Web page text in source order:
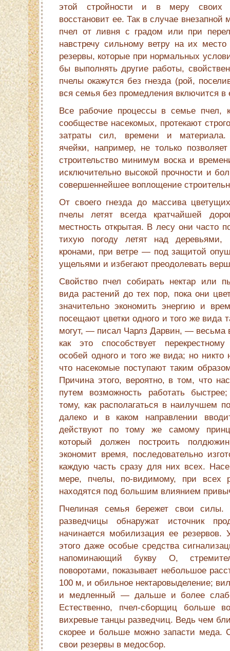
этой стройности и в меру своих
восстановит ее. Так в случае внезапной
пчел от ливня с градом или при
навстречу сильному ветру на их
резервы, которые при нормальных
бы выполнять другие рабо­ты,
пчелы окажутся без гнезда (рой,
вся семья без промедления включится в
Все рабочие процессы в семье пчел,
сообществе насекомых, протекают
затраты сил, времени и
ячейки, например, не только
строительство минимум воска и
исключительно высокой прочности и
совершеннейшее воплощение
От своего гнезда до массива
пчелы летят всегда кратчайшей
местность открытая. В лесу они часто
тихую погоду летят над
кронами, при ветре — под защитой
ущельями и избегают преодолевать
Свойство пчел собирать нектар или
вида растений до тех пор, пока они
значительно экономить энергию и
посещают цветки одного и того же вида
могут, — писал Чарлз Дарвин, — весь­ма
как это способствует
особей одного и того же вида; но никто
что насекомые поступают таким
Причина этого, веро­ятно, в том, что
путем возмож­ность работать
тому, как рас­полагаться в наилучшем
далеко и в каком направлении
действуют по тому же самому
который должен построить
экономит время, последовательно
каж­дую часть сразу для них всех.
мере, пчелы, по-видимому, при всех
находятся под большим влиянием
Пчелиная семья бережет свои силы.
разведчицы обнаружат источник
начинается мобилизация ее резервов.
этого даже особые средства
напоминающий букву О,
поворотами, показывает небольшое
100 м, и обильное нектаровыделение;
и медленный — дальше и более
Естественно, пчел-сборщиц больше
вихревые танцы разведчиц. Ведь чем
скорее и больше можно за­пасти меда.
свои резервы в медос­бор.